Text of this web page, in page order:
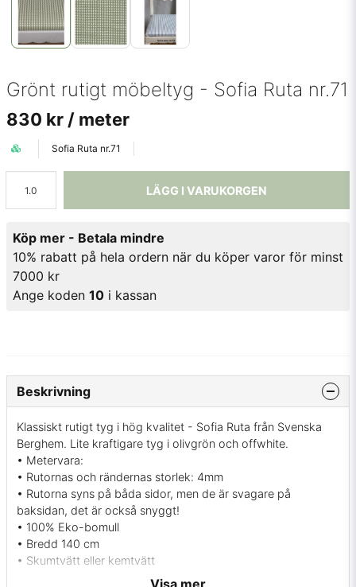
Grönt rutigt möbeltyg - Sofia Ruta nr.71
830 kr / meter
Sofia Ruta nr.71
LÄGG I VARUKORGEN
Köp mer - Betala mindre
10% rabatt på hela ordern när du köper varor för minst
7000 kr
Ange koden 10 i kassan
Beskrivning
Klassiskt rutigt tyg i hög kvalitet - Sofia Ruta från Svenska
Berghem. Lite kraftigare tyg i olivgrön och offwhite.
• Metervara:
• Rutornas och rändernas storlek: 4mm
• Rutorna syns på båda sidor, men de är svagare på
baksidan, det är också snyggt!
• 100% Eko-bomull
• Bredd 140 cm
• Skumtvätt eller kemtvätt
• Martindale värde: 30000Visa mer